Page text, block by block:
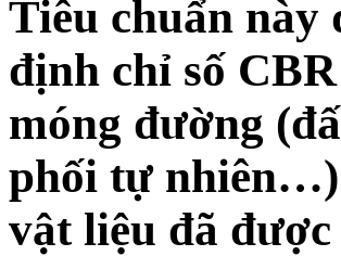
Tiêu chuẩn
định chỉ số
móng đường
phối tự nhiên…)
vật liệu đã được